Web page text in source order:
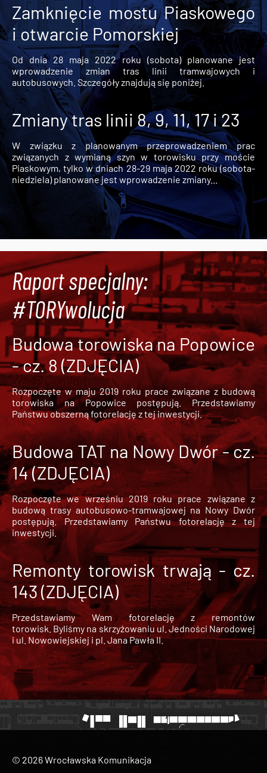
Zamknięcie mostu Piaskowego
i otwarcie Pomorskiej
Od dnia 28 maja 2022 roku (sobota) planowane jest
wprowadzenie zmian tras linii tramwajowych i
autobusowych. Szczegóły znajdują się poniżej.
Zmiany tras linii 8, 9, 11, 17 i 23
W związku z planowanym przeprowadzeniem prac
związanych z wymianą szyn w torowisku przy moście
Piaskowym, tylko w dniach 28-29 maja 2022 roku (sobota-
niedziela) planowane jest wprowadzenie zmiany...
Raport specjalny:
#TORYwolucja
Budowa torowiska na Popowice
- cz. 8 (ZDJĘCIA)
Rozpoczęte w maju 2019 roku prace związane z budową
torowiska na Popowice
postępują. Przedstawiamy
Państwu obszerną fotorelację z tej inwestycji.
Budowa TAT na Nowy Dwór - cz.
14 (ZDJĘCIA)
Rozpoczęte we wrześniu 2019 roku prace związane z
budową trasy autobusowo-tramwajowej na Nowy Dwór
postępują. Przedstawiamy Państwu fotorelację z tej
inwestycji.
Remonty torowisk trwają - cz.
143 (ZDJĘCIA)
Przedstawiamy Wam fotorelację z remontów
torowisk. Byliśmy na skrzyżowaniu ul. Jedności Narodowej
i ul. Nowowiejskiej i pl. Jana Pawła II.
© 2026 Wrocławska Komunikacja